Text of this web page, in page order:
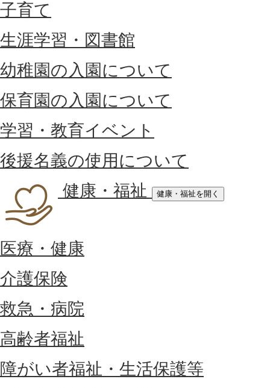
子育て
生涯学習・図書館
幼稚園の入園について
保育園の入園について
学習・教育イベント
後援名義の使用について
健康・福祉
健康・福祉を開く
医療・健康
介護保険
救急・病院
高齢者福祉
障がい者福祉・生活保護等